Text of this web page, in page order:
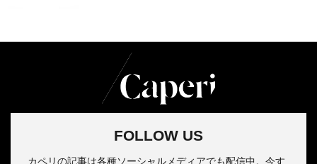
FOLLOW US
カペリの記事は各種ソーシャルメディアでも配信中。今す